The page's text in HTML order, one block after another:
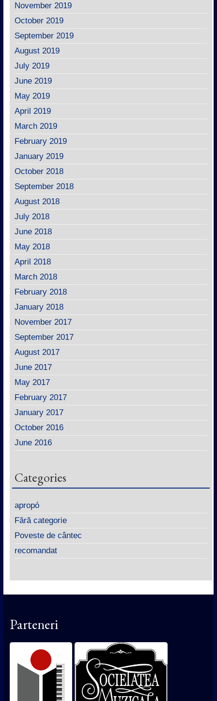
November 2019
October 2019
September 2019
August 2019
July 2019
June 2019
May 2019
April 2019
March 2019
February 2019
January 2019
October 2018
September 2018
August 2018
July 2018
June 2018
May 2018
April 2018
March 2018
February 2018
January 2018
November 2017
September 2017
August 2017
June 2017
May 2017
February 2017
January 2017
October 2016
June 2016
Categories
apropó
Fără categorie
Poveste de cântec
recomandat
Parteneri